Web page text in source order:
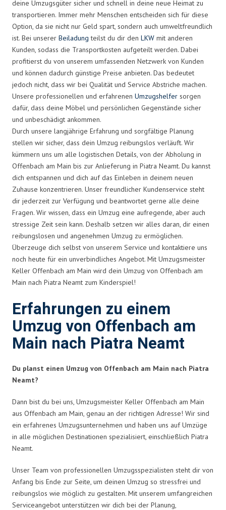
deine Umzugsgüter sicher und schnell in deine neue Heimat zu
transportieren. Immer mehr Menschen entscheiden sich für diese
Option, da sie nicht nur Geld spart, sondern auch umweltfreundlich
ist. Bei unserer Beiladung teilst du dir den LKW mit anderen
Kunden, sodass die Transportkosten aufgeteilt werden. Dabei
profitierst du von unserem umfassenden Netzwerk von Kunden
und können dadurch günstige Preise anbieten. Das bedeutet
jedoch nicht, dass wir bei Qualität und Service Abstriche machen.
Unsere professionellen und erfahrenen Umzugshelfer sorgen
dafür, dass deine Möbel und persönlichen Gegenstände sicher
und unbeschädigt ankommen.
Durch unsere langjährige Erfahrung und sorgfältige Planung
stellen wir sicher, dass dein Umzug reibungslos verläuft. Wir
kümmern uns um alle logistischen Details, von der Abholung in
Offenbach am Main bis zur Anlieferung in Piatra Neamt. Du kannst
dich entspannen und dich auf das Einleben in deinem neuen
Zuhause konzentrieren. Unser freundlicher Kundenservice steht
dir jederzeit zur Verfügung und beantwortet gerne alle deine
Fragen. Wir wissen, dass ein Umzug eine aufregende, aber auch
stressige Zeit sein kann. Deshalb setzen wir alles daran, dir einen
reibungslosen und angenehmen Umzug zu ermöglichen.
Überzeuge dich selbst von unserem Service und kontaktiere uns
noch heute für ein unverbindliches Angebot. Mit Umzugsmeister
Keller Offenbach am Main wird dein Umzug von Offenbach am
Main nach Piatra Neamt zum Kinderspiel!
Erfahrungen zu einem
Umzug von Offenbach am
Main nach Piatra Neamt
Du planst einen Umzug von Offenbach am Main nach Piatra
Neamt?
Dann bist du bei uns, Umzugsmeister Keller Offenbach am Main
aus Offenbach am Main, genau an der richtigen Adresse! Wir sind
ein erfahrenes Umzugsunternehmen und haben uns auf Umzüge
in alle möglichen Destinationen spezialisiert, einschließlich Piatra
Neamt.
Unser Team von professionellen Umzugsspezialisten steht dir von
Anfang bis Ende zur Seite, um deinen Umzug so stressfrei und
reibungslos wie möglich zu gestalten. Mit unserem umfangreichen
Serviceangebot unterstützen wir dich bei der Planung,